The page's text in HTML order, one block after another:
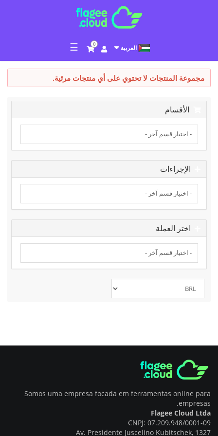
العربية 0
☰
مجموعة المنتجات لا تحتوي على أي منتجات مرئية.
الأقسام
الإجراءات
اختر العملة
Somos uma empresa focada em ferramentas online para
empresas.
Flagee Cloud Ltda
CNPJ: 07.209.948/0001-09
Av. Presidente Juscelino Kubitschek, 1327